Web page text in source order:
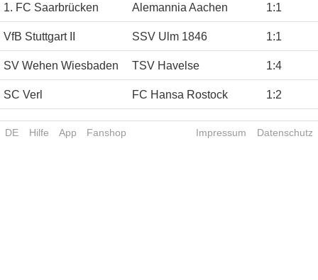
1. FC Saarbrücken Alemannia Aachen 1:1
VfB Stuttgart II SSV Ulm 1846 1:1
SV Wehen Wiesbaden TSV Havelse 1:4
SC Verl FC Hansa Rostock 1:2
DE Hilfe App Fanshop Impressum Datenschutz